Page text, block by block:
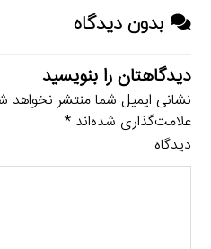
بدون دیدگاه
دیدگاهتان را بنویسید
نشانی ایمیل شما منتشر نخواهد
علامت‌گذاری شده‌اند*
دیدگاه